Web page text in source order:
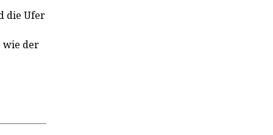
die Ufer
wie der